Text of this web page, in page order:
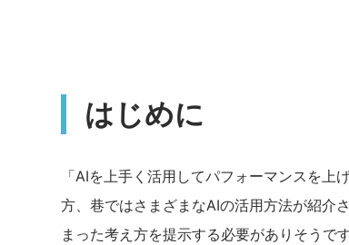
はじめに
「AIを上手く活用してパフォーマンスを
方、巷ではさまざまなAIの活用方法が紹介
まった考え方を提示する必要がありそうです